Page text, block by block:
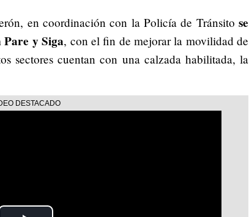
en coordinación con la Policía de Tránsito se
y Siga, con el fin de mejorar la movilidad de
sectores cuentan con una calzada habilitada, la